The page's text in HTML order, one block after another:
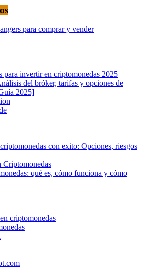
para comprar y vender
para invertir en criptomonedas 2025
del bróker, tarifas y opciones de
2025]
con exito: Opciones, riesgos
Criptomonedas
qué es, cómo funciona y cómo
criptomonedas